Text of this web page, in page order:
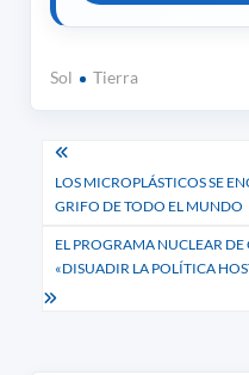
Sol Tierra
Navegación
de
entradas
LOS MICROPLÁSTICOS SE
GRIFO DE TODO EL MUNDO
EL PROGRAMA NUCLEAR DE
«DISUADIR LA POLÍTICA